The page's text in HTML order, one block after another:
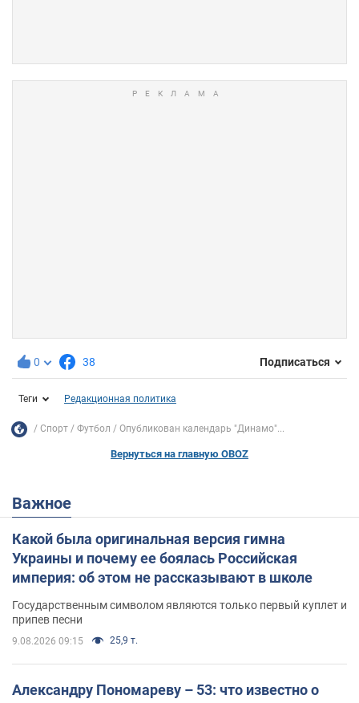
0 38 Подписаться
Теги Редакционная политика
Спорт Футбол Опубликован календарь "Динамо"...
Вернуться на главную OBOZ
Важное
Какой была оригинальная версия гимна
Украины и почему ее боялась Российская
империя: об этом не рассказывают в школе
Государственным символом являются только первый куплет и
припев песни
9.08.2026 09:15 25,9 т.
Александру Пономареву – 53: что известно о